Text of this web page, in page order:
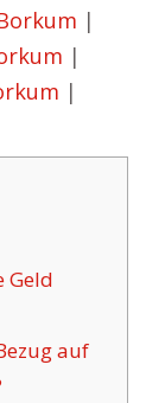
|
|
|
Geld
auf